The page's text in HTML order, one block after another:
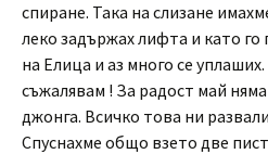
спиране. Така на слизане
леко задържах лифта и като го
на Елица и аз много се
съжалявам ! За радост май
джонга. Всичко това ни
Спуснахме общо взето две